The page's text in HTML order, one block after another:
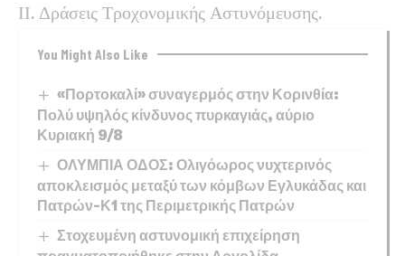
ΙΙ. Δράσεις Τροχονομικής Αστυνόμευσης.
You Might Also Like
«Πορτοκαλί» συναγερμός στην Κορινθία:
Πολύ υψηλός κίνδυνος πυρκαγιάς, αύριο
Κυριακή 9/8
ΟΛΥΜΠΙΑ ΟΔΟΣ: Ολιγόωρος νυχτερινός
αποκλεισμός μεταξύ των κόμβων Εγλυκάδας και
Πατρών-Κ1 της Περιμετρικής Πατρών
Στοχευμένη αστυνομική επιχείρηση